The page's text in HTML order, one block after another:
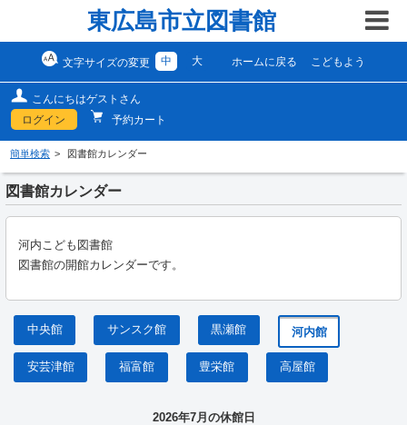
東広島市立図書館
文字サイズの変更 中 大 ホームに戻る こどもよう
こんにちはゲストさん
ログイン
予約カート
簡単検索 図書館カレンダー
図書館カレンダー
河内こども図書館
図書館の開館カレンダーです。
中央館 サンスク館 黒瀬館 河内館
安芸津館 福富館 豊栄館 高屋館
2026年7月の休館日